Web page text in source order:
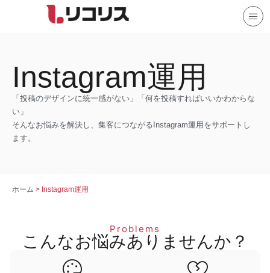
Instagram運用
「投稿のデザインに統一感がない」「何を投稿すればいいかわからな
い」
そんなお悩みを解決し、集客につながるInstagram運用をサポートし
ます。
ホーム > Instagram運用
Problems
こんなお悩みありませんか？